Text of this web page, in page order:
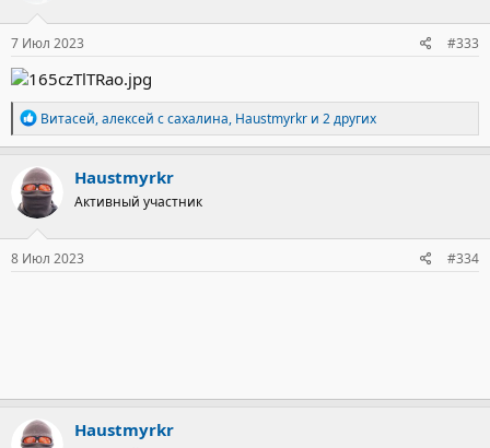
:
7 Июл 2023 #333
Р
е
а
к
ц
и
и
:
Витасей,алексей с сахалина, Haustmyrkr и 2 других
Haustmyrkr
Активный участник
8 Июл 2023 #334
Haustmyrkr